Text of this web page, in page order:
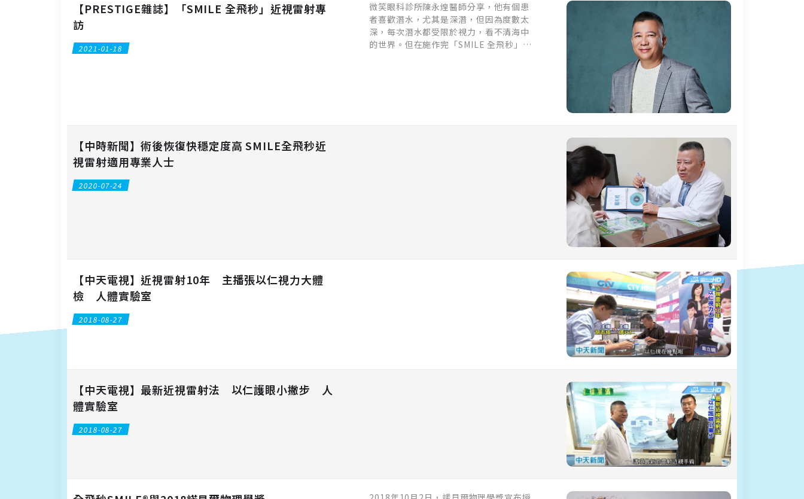
【PRESTIGE雜誌】「SMILE 全飛秒」近視雷射專
訪
2021-01-18
微笑眼科診所陳永煌醫師分享，他有個患
者喜歡潛水，尤其是深潛，但因為度數太
深，每次潛水都受限於視力，看不清海中
的世界。但在施作完「SMILE 全飛秒」近
【中時新聞】術後恢復快穩定度高 SMILE全飛秒近
視雷射適用專業人士
2020-07-24
【中天電視】近視雷射10年 主播張以仁視力大體
檢 人體實驗室
2018-08-27
【中天電視】最新近視雷射法 以仁護眼小撇步 人
體實驗室
2018-08-27